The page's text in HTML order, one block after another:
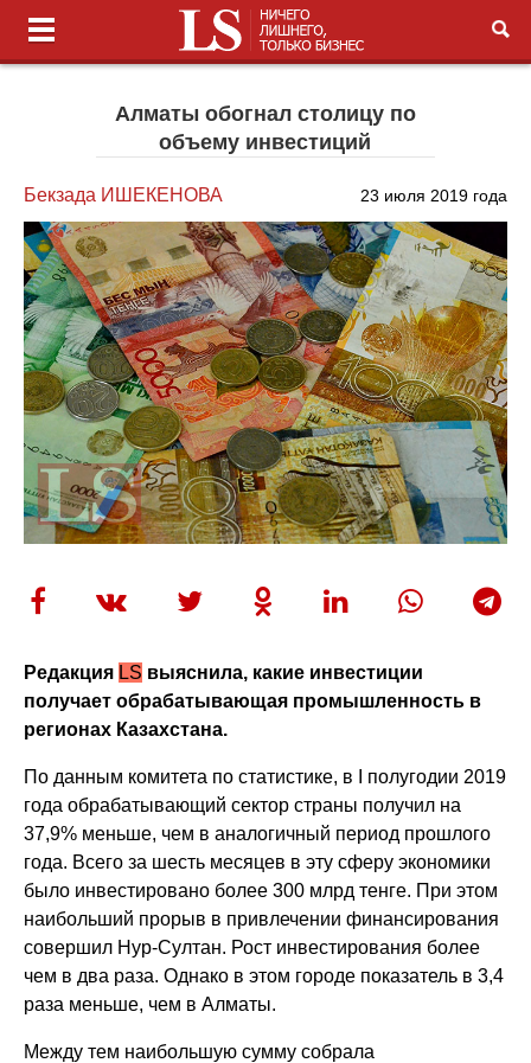
Алматы обогнал столицу по
объему инвестиций
Бекзада ИШЕКЕНОВА 23 июля 2019 года
Редакция LS выяснила, какие инвестиции
получает обрабатывающая промышленность в
регионах Казахстана.
По данным комитета по статистике, в I полугодии 2019
года обрабатывающий сектор страны получил на
37,9% меньше, чем в аналогичный период прошлого
года. Всего за шесть месяцев в эту сферу экономики
было инвестировано более 300 млрд тенге. При этом
наибольший прорыв в привлечении финансирования
совершил Нур-Султан. Рост инвестирования более
чем в два раза. Однако в этом городе показатель в 3,4
раза меньше, чем в Алматы.
Между тем наибольшую сумму собрала